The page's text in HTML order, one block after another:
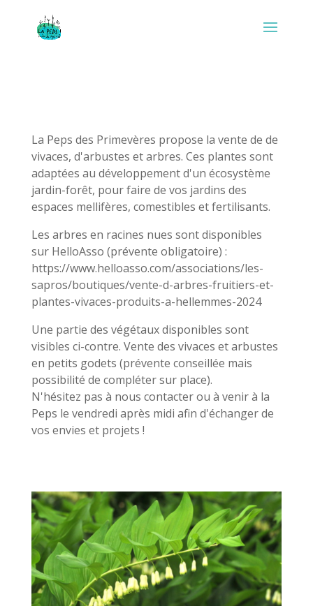
La Peps des Primevères propose la vente de de
vivaces, d'arbustes et arbres. Ces plantes sont
adaptées au développement d'un écosystème
jardin-forêt, pour faire de vos jardins des
espaces mellifères, comestibles et fertilisants.
Les arbres en racines nues sont disponibles
sur HelloAsso (prévente obligatoire) :
https://www.helloasso.com/associations/les-
sapros/boutiques/vente-d-arbres-fruitiers-et-
plantes-vivaces-produits-a-hellemmes-2024
Une partie des végétaux disponibles sont
visibles ci-contre. Vente des vivaces et arbustes
en petits godets (prévente conseillée mais
possibilité de compléter sur place).
N'hésitez pas à nous contacter ou à venir à la
Peps le vendredi après midi afin d'échanger de
vos envies et projets !